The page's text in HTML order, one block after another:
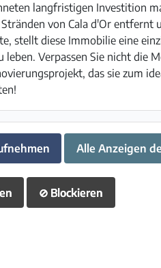
langfristigen Investition
von Cala d'Or entfernt
stellt diese Immobilie eine
leben. Verpassen Sie nicht die
das sie zum
Alle Anzeigen
⊘ Blockieren